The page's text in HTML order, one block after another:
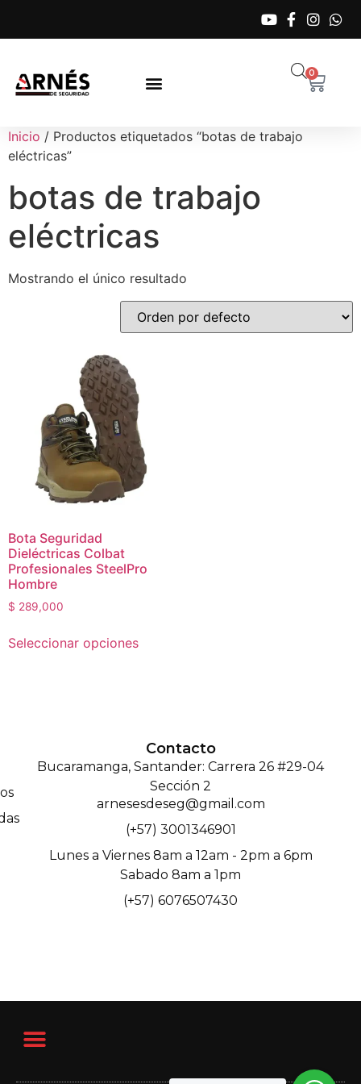
0
Inicio / Productos etiquetados “botas de trabajo
eléctricas”
botas de trabajo
eléctricas
Mostrando el único resultado
Bota Seguridad
Dieléctricas Colbat
Profesionales SteelPro
Hombre
$ 289,000
Seleccionar opciones
Contacto
Bucaramanga, Santander: Carrera 26 #29-04
Sección 2
arnesesdeseg@gmail.com
(+57) 3001346901
Lunes a Viernes 8am a 12am - 2pm a 6pm
Sabado 8am a 1pm
(+57) 6076507430